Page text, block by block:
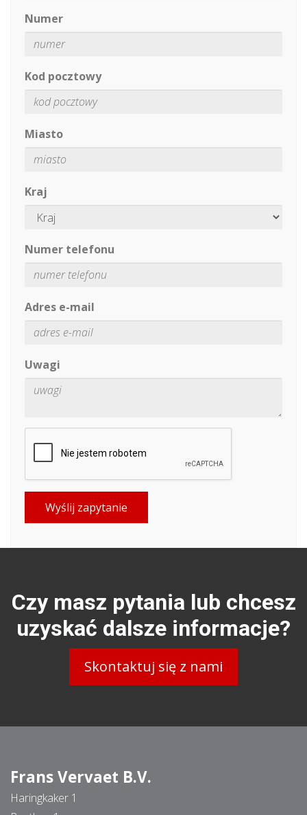
Numer
Kod pocztowy
Miasto
Kraj
Numer telefonu
Adres e-mail
Uwagi
Wyślij zapytanie
Czy masz pytania lub chcesz
uzyskać dalsze informacje?
Skontaktuj się z nami
Frans Vervaet B.V.
Haringkaker 1